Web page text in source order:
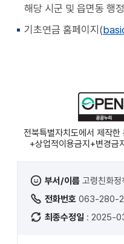
해당 시군 및 읍면동 행
기초연금 홈페이지(
전북특별자치도에서 제작한
+상업적이용금지+변경금지
부서/이름 고령친화정
전화번호 063-280-
최종수정일 : 2025-